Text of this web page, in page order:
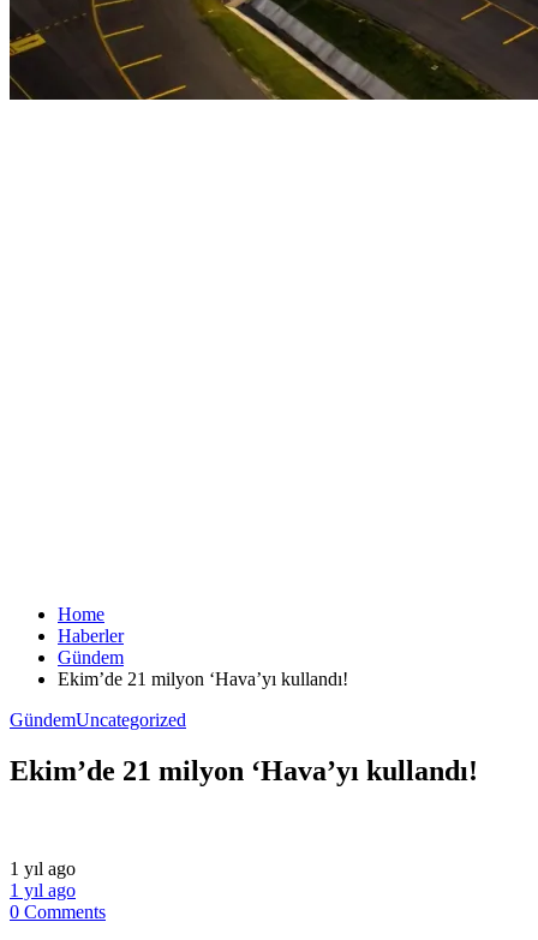
Home
Haberler
Gündem
Ekim’de 21 milyon ‘Hava’yı kullandı!
GündemUncategorized
Ekim’de 21 milyon ‘Hava’yı kullandı!
1 yıl ago
1 yıl ago
0 Comments